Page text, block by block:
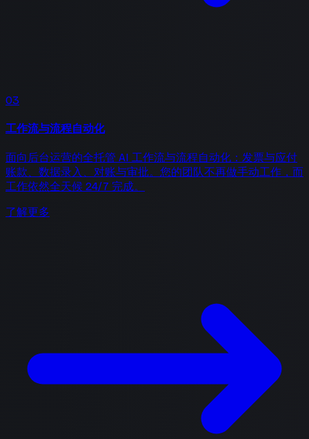
03
工作流与流程自动化
面向后台运营的全托管 AI 工作流与流程自动化：发票与应付
账款、数据录入、对账与审批。您的团队不再做手动工作，而
工作依然全天候 24/7 完成。
了解更多